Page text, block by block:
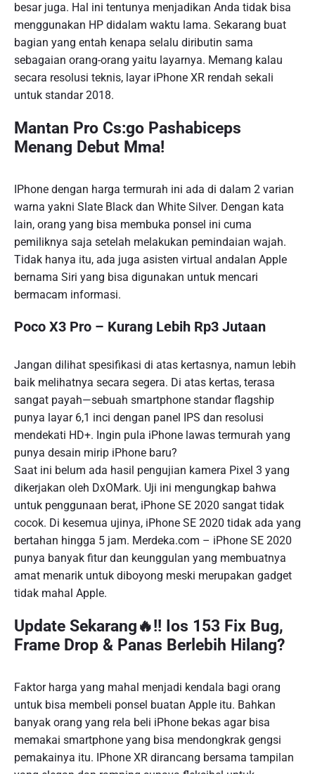
besar juga. Hal ini tentunya menjadikan Anda tidak bisa
menggunakan HP didalam waktu lama. Sekarang buat
bagian yang entah kenapa selalu diributin sama
sebagaian orang-orang yaitu layarnya. Memang kalau
secara resolusi teknis, layar iPhone XR rendah sekali
untuk standar 2018.
Mantan Pro Cs:go Pashabiceps
Menang Debut Mma!
IPhone dengan harga termurah ini ada di dalam 2 varian
warna yakni Slate Black dan White Silver. Dengan kata
lain, orang yang bisa membuka ponsel ini cuma
pemiliknya saja setelah melakukan pemindaian wajah.
Tidak hanya itu, ada juga asisten virtual andalan Apple
bernama Siri yang bisa digunakan untuk mencari
bermacam informasi.
Poco X3 Pro – Kurang Lebih Rp3 Jutaan
Jangan dilihat spesifikasi di atas kertasnya, namun lebih
baik melihatnya secara segera. Di atas kertas, terasa
sangat payah—sebuah smartphone standar flagship
punya layar 6,1 inci dengan panel IPS dan resolusi
mendekati HD+. Ingin pula iPhone lawas termurah yang
punya desain mirip iPhone baru?
Saat ini belum ada hasil pengujian kamera Pixel 3 yang
dikerjakan oleh DxOMark. Uji ini mengungkap bahwa
untuk penggunaan berat, iPhone SE 2020 sangat tidak
cocok. Di kesemua ujinya, iPhone SE 2020 tidak ada yang
bertahan hingga 5 jam. Merdeka.com – iPhone SE 2020
punya banyak fitur dan keunggulan yang membuatnya
amat menarik untuk diboyong meski merupakan gadget
tidak mahal Apple.
Update Sekarang🔥!! Ios 153 Fix Bug,
Frame Drop & Panas Berlebih Hilang?
Faktor harga yang mahal menjadi kendala bagi orang
untuk bisa membeli ponsel buatan Apple itu. Bahkan
banyak orang yang rela beli iPhone bekas agar bisa
memakai smartphone yang bisa mendongkrak gengsi
pemakainya itu. IPhone XR dirancang bersama tampilan